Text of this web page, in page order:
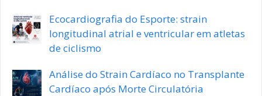
Ecocardiografia do Esporte: strain
longitudinal atrial e ventricular em atletas
de ciclismo
Análise do Strain Cardíaco no Transplante
Cardíaco após Morte Circulatória